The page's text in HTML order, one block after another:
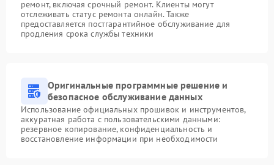
ремонт, включая срочный ремонт. Клиенты могут
отслеживать статус ремонта онлайн. Также
предоставляется постгарантийное обслуживание для
продления срока службы техники
Оригинальные программные решение и
безопасное обслуживание данных
Использование официальных прошивок и инструментов,
аккуратная работа с пользовательскими данными:
резервное копирование, конфиденциальность и
восстановление информации при необходимости